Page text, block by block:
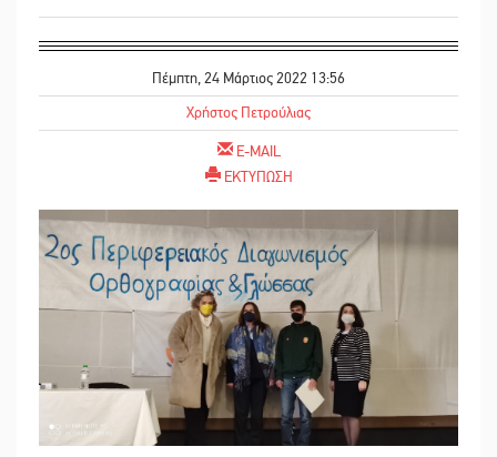
Πέμπτη, 24 Μάρτιος 2022 13:56
Χρήστος Πετρούλιας
E-MAIL
ΕΚΤΥΠΩΣΗ